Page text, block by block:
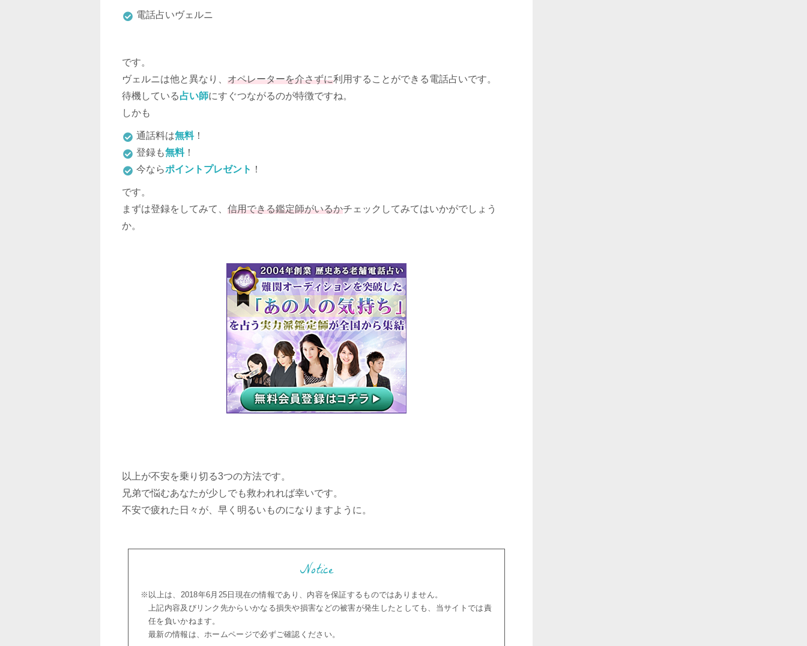
電話占いヴェルニ
です。
ヴェルニは他と異なり、 オペレーターを介さずに利用することができる電話占いです。
待機している占い師にすぐつながるのが特徴ですね。
しかも
通話料は無料！
登録も無料！
今ならポイントプレゼント ！
です。
まずは登録をしてみて、 信用できる鑑定師がいるかチェックしてみてはいかがでしょう
か。
以上が不安を乗り切る3つの方法です。
兄弟で悩むあなたが少しでも救われれば幸いです。
不安で疲れた日々が、早く明るいものになりますように。
Notice
※以上は、2018年6月25日現在の情報であり、内容を保証するものではありません。
上記内容及びリンク先からいかなる損失や損害などの被害が発生したとしても、当サイトでは責
任を負いかねます。
最新の情報は、ホームページで必ずご確認ください。